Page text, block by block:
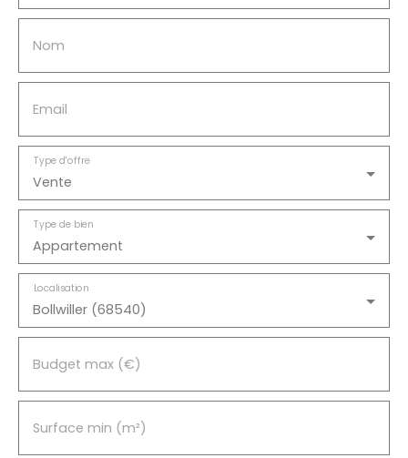
Nom
Email
Vente
Type d'offre
Appartement
Type de bien
Bollwiller (68540)
Localisation
Budget max (€)
Surface min (m²)